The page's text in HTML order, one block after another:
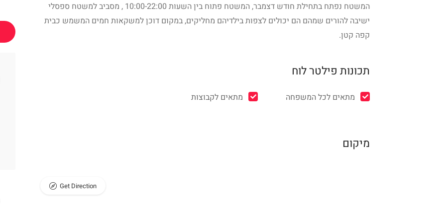
המשטח נפתח בתחילת חודש דצמבר, המשטח פתוח בין השעות 10:00-22:00 , מסביב למשטח ספסלי
ישיבה להורים שמהם הם יכולים לצפות בילדיהם מחליקים, במקום דוכן למשקאות חמים המשמש כבית
קפה קטן.
תכונות פילטר לוח
מתאים לכל המשפחה מתאים לקבוצות
מיקום
Get Direction